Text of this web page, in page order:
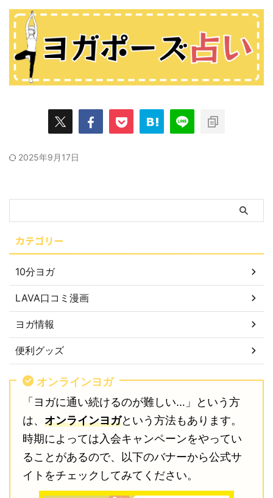
2025年9月17日
カテゴリー
10分ヨガ
LAVA口コミ漫画
ヨガ情報
便利グッズ
オンラインヨガ
「ヨガに通い続けるのが難しい…」という方
は、 オンラインヨガという方法もあります。
時期によっては入会キャンペーンをやってい
ることがあるので、以下のバナーから公式サ
イトをチェックしてみてください。